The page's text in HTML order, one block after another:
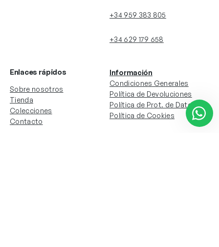
+34 959 383 805
+34 629 179 658
Enlaces rápidos
Sobre nosotros
Tienda
Colecciones
Contacto
Información
Condiciones Generales
Política de Devoluciones
Política de Prot. de Datos
Política de Cookies